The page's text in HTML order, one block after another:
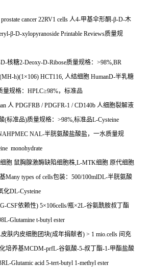
cancer 22RV1 cells 人4-甲基伞形酮-β-D-木
β-D-xylopyranoside Printable Reviews质量规
核糖2-Deoxy-D-Ribose质量规格： >98%,BR
(MH-h)(1×106) HCT116, 人结细胞 HumanD-半乳糖
量规格： HPLC≥98%，标准品
人 PDGFRB / PDGFR-1 / CD140b 人细胞裂解液
(标准品)质量规格： >98%,标准品L-Cysteine
NAL-半胱氨酸盐酸盐，一水质量规
monohydrate
胞 鼠胸腺激酶缺陷细胞株,L-MTK细胞 原代细胞
Many types of cells包装： 500/100mlDL-半胱氨酸
化DL-Cysteine
G-CSF依赖性) 5×106cells/瓶×2L-谷氨酰胺叔丁酯
Glutamine t-butyl ester
肤内皮细胞团块(成年捐献者) > 1 mio.cells 间充
培养基MCDM-prfL-谷氨酸-5-叔丁酯-1-甲酯盐酸
Glutamic acid 5-tert-butyl 1-methyl ester